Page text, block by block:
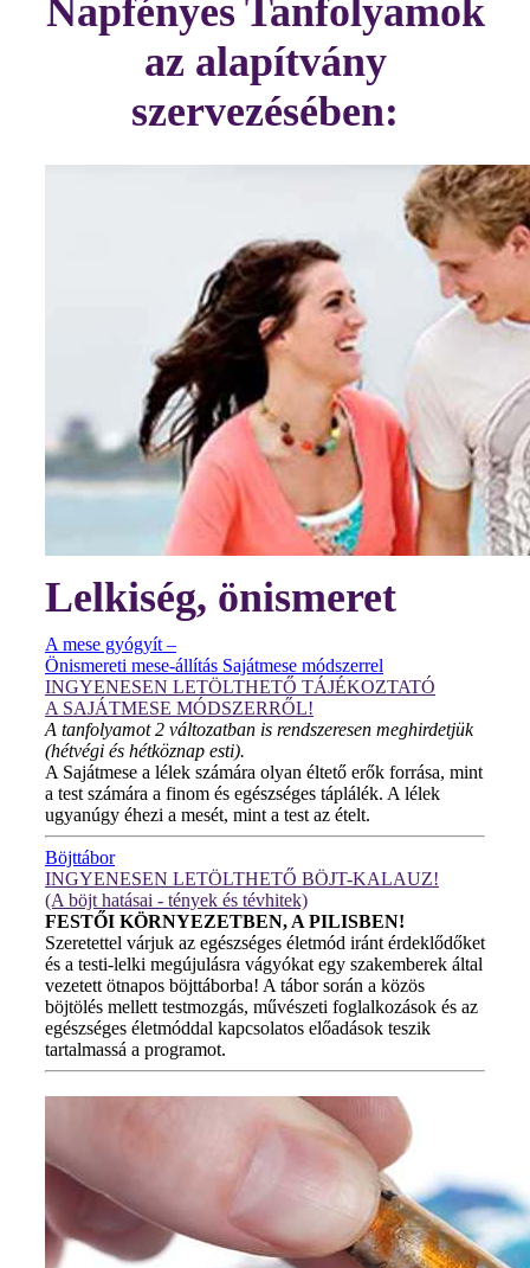
Napfényes Tanfolyamok
az alapítvány
szervezésében:
Lelkiség, önismeret
A mese gyógyít –
Önismereti mese-állítás Sajátmese módszerrel
INGYENESEN LETÖLTHETŐ TÁJÉKOZTATÓ
A SAJÁTMESE MÓDSZERRŐL!
A tanfolyamot 2 változatban is rendszeresen meghirdetjük
(hétvégi és hétköznap esti).
A Sajátmese a lélek számára olyan éltető erők forrása, mint
a test számára a finom és egészséges táplálék. A lélek
ugyanúgy éhezi a mesét, mint a test az ételt.
Böjttábor
INGYENESEN LETÖLTHETŐ BÖJT-KALAUZ!
(A böjt hatásai - tények és tévhitek)
FESTŐI KÖRNYEZETBEN, A PILISBEN!
Szeretettel várjuk az egészséges életmód iránt érdeklődőket
és a testi-lelki megújulásra vágyókat egy szakemberek által
vezetett ötnapos böjttáborba! A tábor során a közös
böjtölés mellett testmozgás, művészeti foglalkozások és az
egészséges életmóddal kapcsolatos előadások teszik
tartalmassá a programot.